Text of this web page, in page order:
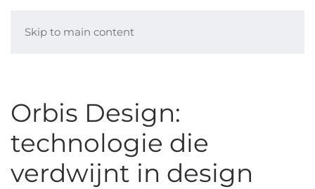
Skip to main content
Orbis Design:
technologie die
verdwijnt in design